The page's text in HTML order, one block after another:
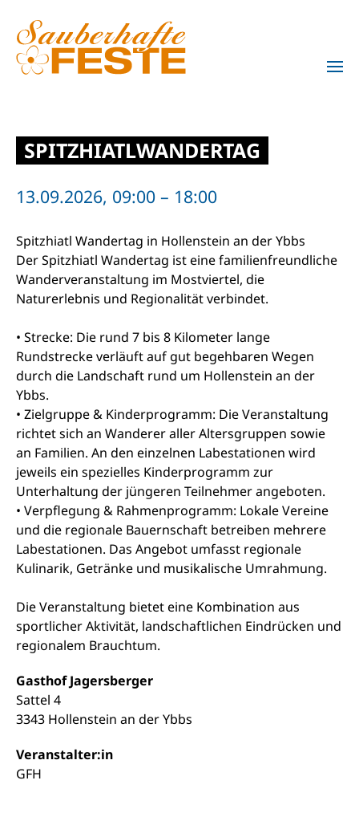
Zum Hauptinhalt springen
SPITZHIATLWANDERTAG
13.09.2026, 09:00 – 18:00
Spitzhiatl Wandertag in Hollenstein an der Ybbs
Der Spitzhiatl Wandertag ist eine familienfreundliche
Wanderveranstaltung im Mostviertel, die
Naturerlebnis und Regionalität verbindet.
• Strecke: Die rund 7 bis 8 Kilometer lange
Rundstrecke verläuft auf gut begehbaren Wegen
durch die Landschaft rund um Hollenstein an der
Ybbs.
• Zielgruppe & Kinderprogramm: Die Veranstaltung
richtet sich an Wanderer aller Altersgruppen sowie
an Familien. An den einzelnen Labestationen wird
jeweils ein spezielles Kinderprogramm zur
Unterhaltung der jüngeren Teilnehmer angeboten.
• Verpflegung & Rahmenprogramm: Lokale Vereine
und die regionale Bauernschaft betreiben mehrere
Labestationen. Das Angebot umfasst regionale
Kulinarik, Getränke und musikalische Umrahmung.
Die Veranstaltung bietet eine Kombination aus
sportlicher Aktivität, landschaftlichen Eindrücken und
regionalem Brauchtum.
Gasthof Jagersberger
Sattel 4
3343 Hollenstein an der Ybbs
Veranstalter:in
GFH